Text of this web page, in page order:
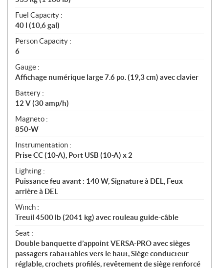
Fuel Capacity :
40 l (10,6 gal)
Person Capacity :
6
Gauge :
Affichage numérique large 7.6 po. (19,3 cm) avec clavier
Battery :
12 V (30 amp/h)
Magneto :
850-W
Instrumentation :
Prise CC (10-A), Port USB (10-A) x 2
Lighting :
Puissance feu avant : 140 W, Signature à DEL, Feux
arrière à DEL
Winch :
Treuil 4500 lb (2041 kg) avec rouleau guide-câble
Seat :
Double banquette d’appoint VERSA-PRO avec sièges
passagers rabattables vers le haut, Siège conducteur
réglable, crochets profilés, revêtement de siège renforcé